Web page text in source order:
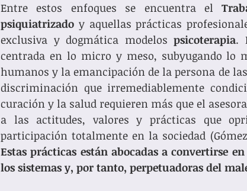
Entre estos enfoques se encuentra el
psiquiatrizado y aquellas prácticas
exclusiva y dogmática modelos psicoterapia.
centrada en lo micro y meso, subyugando lo
humanos y la emancipación de la persona de
discriminación que irremediablemente
curación y la salud requieren más que el
a las actitudes, valores y prácticas que
Estas prácticas están abocadas a convertirse
los sistemas y, por tanto, perpetuadoras del